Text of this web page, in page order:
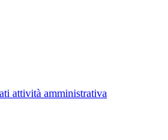
attività amministrativa